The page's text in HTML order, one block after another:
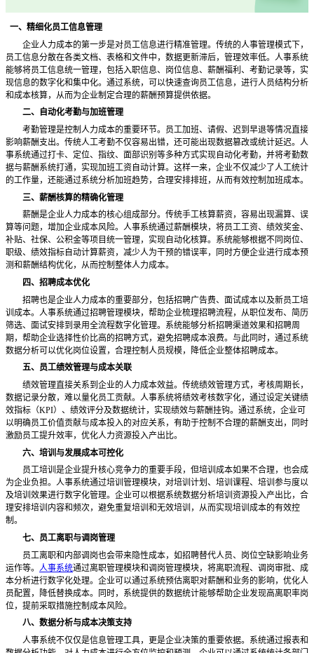
一、精细化员工信息管理
企业人力成本的第一步是对员工信息进行精准管理。传统的人事管理模式下，
员工信息分散在各类文档、表格和文件中，数据更新滞后，管理效率低。人事系统
能够将员工信息统一管理，包括入职信息、岗位信息、薪酬福利、考勤记录等，实
现信息的数字化和集中化。通过系统，可以快速查询员工信息，进行人员结构分析
和成本核算，从而为企业制定合理的薪酬预算提供依据。
二、自动化考勤与加班管理
考勤管理是控制人力成本的重要环节。员工加班、请假、迟到早退等情况直接
影响薪酬支出。传统人工考勤不仅容易出错，还可能出现数据篡改或统计延迟。人
事系统通过打卡、定位、指纹、面部识别等多种方式实现自动化考勤，并将考勤数
据与薪酬系统打通，实现加班工资自动计算。这样一来，企业不仅减少了人工统计
的工作量，还能通过系统分析加班趋势，合理安排排班，从而有效控制加班成本。
三、薪酬核算的精确化管理
薪酬是企业人力成本的核心组成部分。传统手工核算薪资，容易出现漏算、误
算等问题，增加企业成本风险。人事系统通过薪酬模块，将员工工资、绩效奖金、
补贴、社保、公积金等项目统一管理，实现自动化核算。系统能够根据不同岗位、
职级、绩效指标自动计算薪资，减少人为干预的错误率，同时方便企业进行成本预
测和薪酬结构优化，从而控制整体人力成本。
四、招聘成本优化
招聘也是企业人力成本的重要部分，包括招聘广告费、面试成本以及新员工培
训成本。人事系统通过招聘管理模块，帮助企业梳理招聘流程，从职位发布、简历
筛选、面试安排到录用全流程数字化管理。系统能够分析招聘渠道效果和招聘周
期，帮助企业选择性价比高的招聘方式，避免招聘成本浪费。与此同时，通过系统
数据分析可以优化岗位设置，合理控制人员规模，降低企业整体招聘成本。
五、员工绩效管理与成本关联
绩效管理直接关系到企业的人力成本效益。传统绩效管理方式，考核周期长，
数据记录分散，难以量化员工贡献。人事系统将绩效考核数字化，通过设定关键绩
效指标（KPI）、绩效评分及数据统计，实现绩效与薪酬挂钩。通过系统，企业可
以明确员工价值贡献与成本投入的对应关系，有助于控制不合理的薪酬支出，同时
激励员工提升效率，优化人力资源投入产出比。
六、培训与发展成本可控化
员工培训是企业提升核心竞争力的重要手段，但培训成本如果不合理，也会成
为企业负担。人事系统通过培训管理模块，对培训计划、培训课程、培训参与度以
及培训效果进行数字化管理。企业可以根据系统数据分析培训资源投入产出比，合
理安排培训内容和频次，避免重复培训和无效培训，从而实现培训成本的有效控
制。
七、员工离职与调岗管理
员工离职和内部调岗也会带来隐性成本，如招聘替代人员、岗位空缺影响业务
运作等。 人事系统通过离职管理模块和调岗管理模块，将离职流程、调岗审批、成
本分析进行数字化处理。企业可以通过系统预估离职对薪酬和业务的影响，优化人
员配置，降低替换成本。同时，系统提供的数据统计能够帮助企业发现高离职率岗
位，提前采取措施控制成本风险。
八、数据分析与成本决策支持
人事系统不仅仅是信息管理工具，更是企业决策的重要依据。系统通过报表和